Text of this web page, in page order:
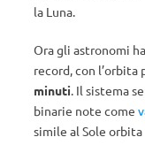
la Luna.
Ora gli astronomi
record, con l’orbita
minuti. Il sistema
binarie note come
simile al Sole